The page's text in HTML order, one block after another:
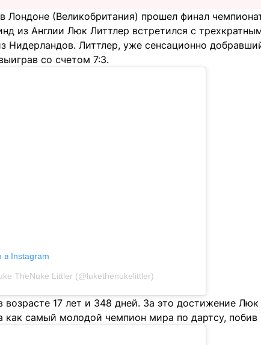
Лондоне (Великобритания) прошел финал
из Англии Люк Литтлер встретился с
Нидерландов. Литтлер, уже сенсационно
со счетом 7:3.
в Instagram
TheNuke Littler (@lukethenukelittler)
возрасте 17 лет и 348 дней. За это достижение
как самый молодой чемпион мира по дартсу, побив